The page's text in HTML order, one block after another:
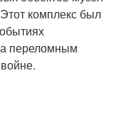
комплекс был
переломным